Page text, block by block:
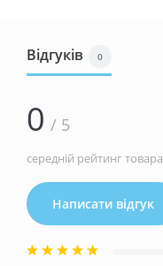
Відгуків 0
0 / 5
середній рейтинг товара
Написати відгук